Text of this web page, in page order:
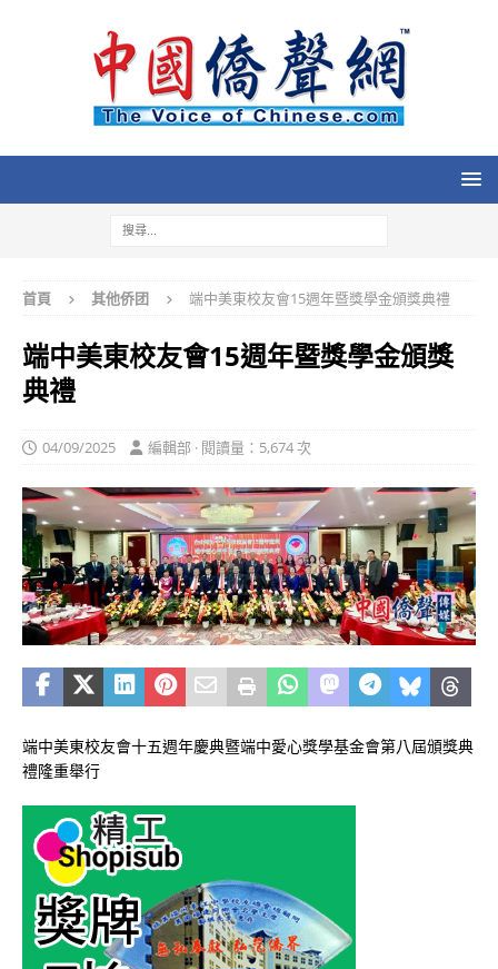
首頁 其他侨团 端中美東校友會15週年暨獎學金頒獎典禮
端中美東校友會15週年暨獎學金頒獎
典禮
04/09/2025 編輯部 · 閱讀量：5,674 次
端中美東校友會十五週年慶典暨端中愛心獎學基金會第八屆頒獎典
禮隆重舉行